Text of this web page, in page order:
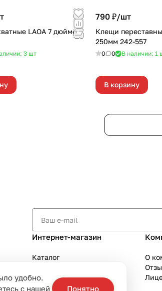
удобно.
с нашей
Понятно
LAOA 7 дюймов
3 шт
790 ₽/шт
Клещи
250мм 242-557
0 0 В наличии: 1
В корзину
Интернет-магазин
Каталог
Бренды
Услуги
О